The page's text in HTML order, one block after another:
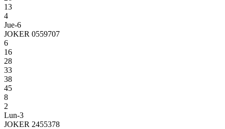
13
4
Jue-6
JOKER 0559707
6
16
28
33
38
45
8
2
Lun-3
JOKER 2455378